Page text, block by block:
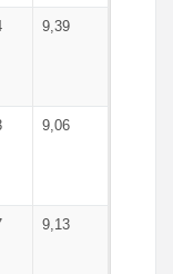
9,39
9,06
9,13